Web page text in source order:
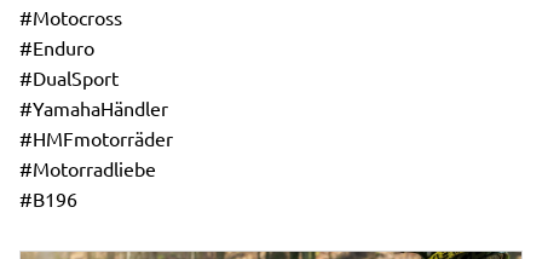
#Motocross
#Enduro
#DualSport
#YamahaHändler
#HMFmotorräder
#Motorradliebe
#B196